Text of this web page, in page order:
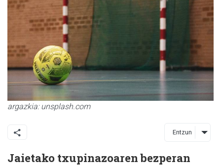
argazkia: unsplash.com
Entzun
Jaietako txupinazoaren bezperan